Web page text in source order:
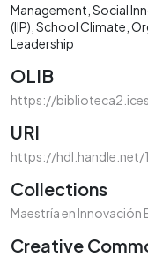
Management Social
(IIP) School Climate
Leadership
OLIB
https://
URI
https://
Collections
Maestría en Innovación
Creative